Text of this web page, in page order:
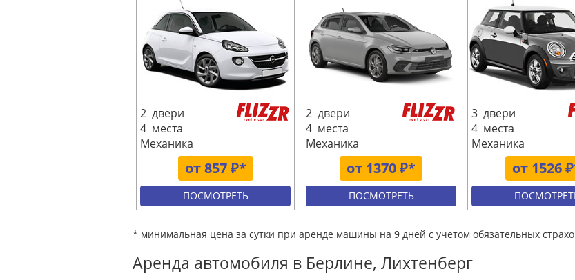
от 857 ₽*
2 двери
4 места
Механика
ПОСМОТРЕТЬ
от 1370 ₽*
2 двери
4 места
Механика
ПОСМОТРЕТЬ
от 1526
3 двери
4 места
Механика
* минимальная цена за сутки при аренде машины на 9 дней с учетом обязательных
Аренда автомобиля в Берлине, Лихтенберг